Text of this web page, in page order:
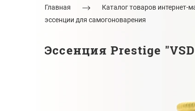
Главная Каталог товаров интернет-
эссенции для самогоноварения
Эссенция Prestige